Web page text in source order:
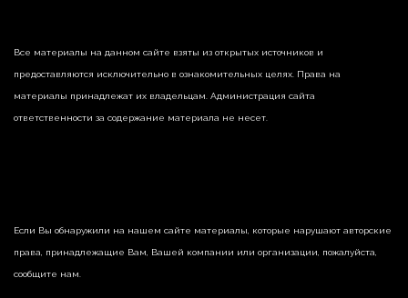
Все материалы на данном сайте взяты из открытых источников и
предоставляются исключительно в ознакомительных целях. Права на
материалы принадлежат их владельцам. Администрация сайта
ответственности за содержание материала не несет.
Если Вы обнаружили на нашем сайте материалы, которые нарушают авторские
права, принадлежащие Вам, Вашей компании или организации, пожалуйста,
сообщите нам.